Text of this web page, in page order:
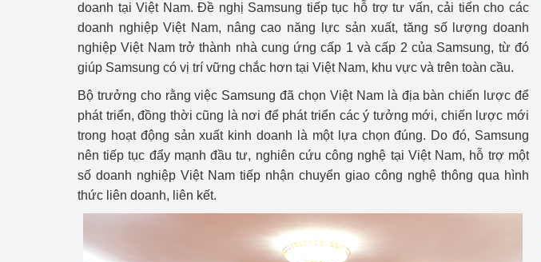
doanh tại Việt Nam. Đề nghị Samsung tiếp tục hỗ trợ tư vấn, cải tiến cho các
doanh nghiệp Việt Nam, nâng cao năng lực sản xuất, tăng số lượng doanh
nghiệp Việt Nam trở thành nhà cung ứng cấp 1 và cấp 2 của Samsung, từ đó
giúp Samsung có vị trí vững chắc hơn tại Việt Nam, khu vực và trên toàn cầu.
Bộ trưởng cho rằng việc Samsung đã chọn Việt Nam là địa bàn chiến lược để
phát triển, đồng thời cũng là nơi để phát triển các ý tưởng mới, chiến lược mới
trong hoạt động sản xuất kinh doanh là một lựa chọn đúng. Do đó, Samsung
nên tiếp tục đẩy mạnh đầu tư, nghiên cứu công nghệ tại Việt Nam, hỗ trợ một
số doanh nghiệp Việt Nam tiếp nhận chuyển giao công nghệ thông qua hình
thức liên doanh, liên kết.